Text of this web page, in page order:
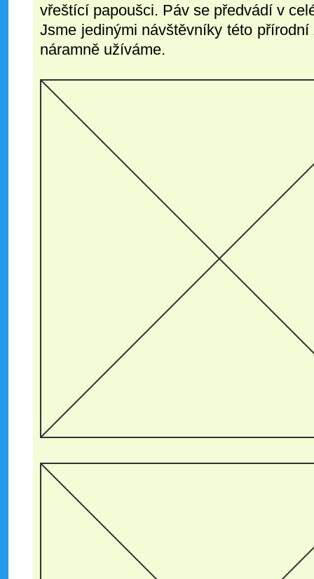
vřeštící papoušci. Páv se předvádí v
Jsme jedinými návštěvníky této
náramně užíváme.